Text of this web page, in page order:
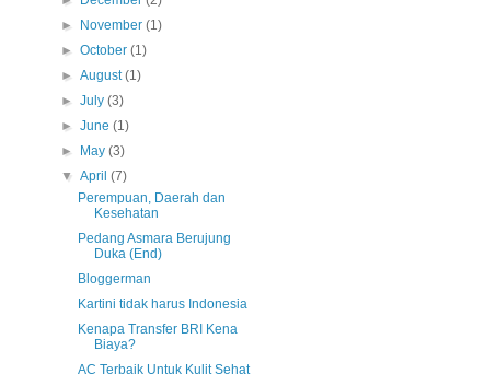
►
November(1)
►October(1)
►August(1)
►July(3)
►June(1)
►
May(3)
▼April(7)
Perempuan, Daerah dan
Kesehatan
Pedang Asmara Berujung
Duka (End)
Bloggerman
Kartini tidak harus Indonesia
Kenapa Transfer BRI Kena
Biaya?
AC Terbaik Untuk Kulit Sehat